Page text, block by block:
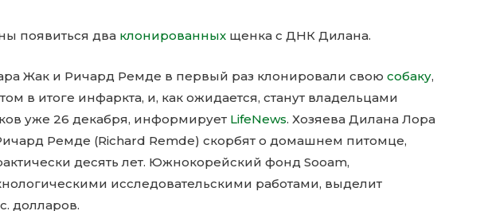
появиться два клонированных щенка с ДНК Дилана.
Жак и Ричард Ремде в первый раз клонировали своюсобаку,
в итоге инфаркта, и, как ожидается, станут владельцами
уже 26 декабря, информирует LifeNews. Хозяева Дилана Лора
Ремде (Richard Remde) скорбят о домашнем питомце,
десять лет. Южнокорейский фонд Sooam,
исследовательскими работами, выделит
долларов.